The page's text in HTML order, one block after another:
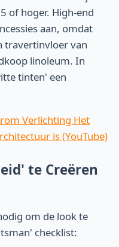
of hoger. High-end
aan, omdat
travertinvloer van
linoleum. In
tinten' een
Verlichting Het
is (YouTube)
te Creëren
om de look te
checklist: